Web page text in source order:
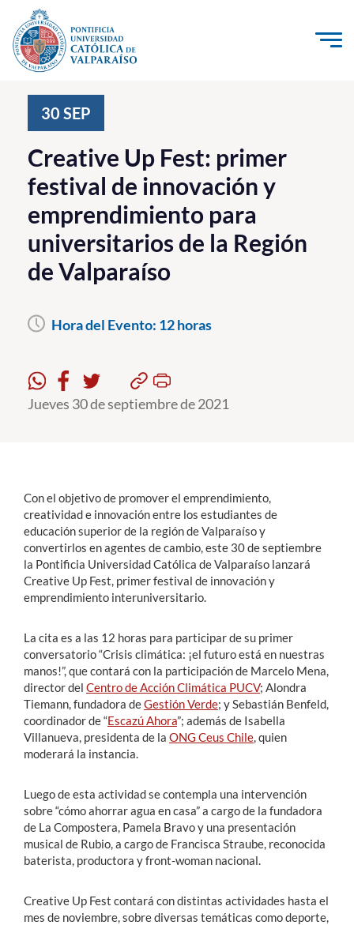
Click acá para ir directamente al contenido
Investigación, Creación e Innovación
PUCV Internacional
Vinculación con el Medio
Admisión
Pregrado
Postgrado
Estudiantes
English
30 SEP
Creative Up Fest: primer
festival de innovación y
emprendimiento para
universitarios de la Región
de Valparaíso
Hora del Evento: 12 horas
Jueves 30 de septiembre de 2021
Con el objetivo de promover el emprendimiento,
creatividad e innovación entre los estudiantes de
educación superior de la región de Valparaíso y
convertirlos en agentes de cambio, este 30 de septiembre
la Pontificia Universidad Católica de Valparaíso lanzará
Creative Up Fest, primer festival de innovación y
emprendimiento interuniversitario.
La cita es a las 12 horas para participar de su primer
conversatorio “Crisis climática: ¡el futuro está en nuestras
manos!”, que contará con la participación de Marcelo Mena,
director del Centro de Acción Climática PUCV; Alondra
Tiemann, fundadora deGestión Verde; y Sebastián Benfeld,
coordinador de “Escazú Ahora”; además de Isabella
Villanueva, presidenta de la ONG Ceus Chile, quien
moderará la instancia.
Luego de esta actividad se contempla una intervención
sobre “cómo ahorrar agua en casa” a cargo de la fundadora
de La Compostera, Pamela Bravo y una presentación
musical de Rubio, a cargo de Francisca Straube, reconocida
baterista, productora y front-woman nacional.
Creative Up Fest contará con distintas actividades hasta el
mes de noviembre, sobre diversas temáticas como deporte,